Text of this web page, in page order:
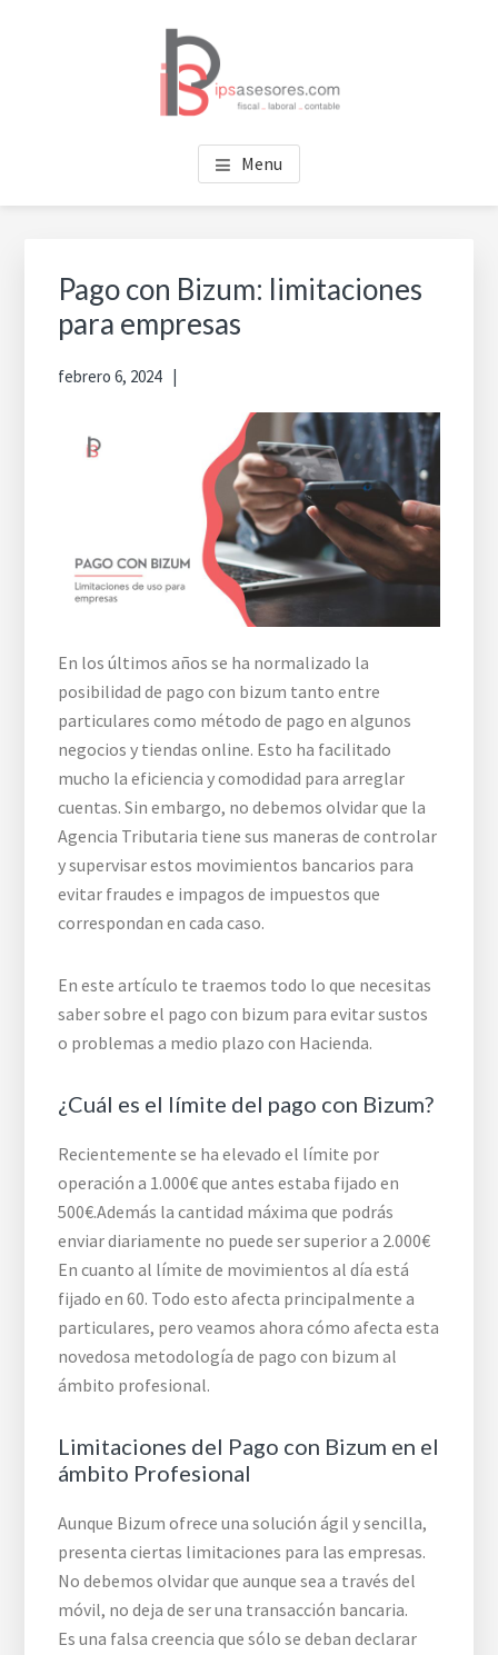
IPS ASESORES
Tu asesoría en Valencia
Menu
Pago con Bizum: limitaciones
para empresas
febrero 6, 2024
En los últimos años se ha normalizado la
posibilidad de pago con bizum tanto entre
particulares como método de pago en algunos
negocios y tiendas online. Esto ha facilitado
mucho la eficiencia y comodidad para arreglar
cuentas. Sin embargo, no debemos olvidar que la
Agencia Tributaria tiene sus maneras de controlar
y supervisar estos movimientos bancarios para
evitar fraudes e impagos de impuestos que
correspondan en cada caso.
En este artículo te traemos todo lo que necesitas
saber sobre el pago con bizum para evitar sustos
o problemas a medio plazo con Hacienda.
¿Cuál es el límite del pago con Bizum?
Recientemente se ha elevado el límite por
operación a 1.000€ que antes estaba fijado en
500€.Además la cantidad máxima que podrás
enviar diariamente no puede ser superior a 2.000€
En cuanto al límite de movimientos al día está
fijado en 60. Todo esto afecta principalmente a
particulares, pero veamos ahora cómo afecta esta
novedosa metodología de pago con bizum al
ámbito profesional.
Limitaciones del Pago con Bizum en el
ámbito Profesional
Aunque Bizum ofrece una solución ágil y sencilla,
presenta ciertas limitaciones para las empresas.
No debemos olvidar que aunque sea a través del
móvil, no deja de ser una transacción bancaria.
Es una falsa creencia que sólo se deban declarar